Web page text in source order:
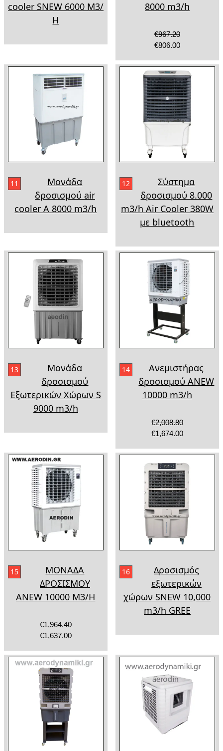
cooler SNEW 6000 Μ3/
Η
8000 m3/h
€967.20
€806.00
11
Μονάδα
δροσισμού air
cooler A 8000 m3/h
12
Σύστημα
δροσισμού 8.000
m3/h Air Cooler 380W
με bluetooth
13
Μονάδα
δροσισμού
Εξωτερικών Χώρων S
9000 m3/h
14
Ανεμιστήρας
δροσισμού ANEW
10000 m3/h
€2,008.80
€1,674.00
15
ΜΟΝΑΔΑ
ΔΡΟΣΙΣΜΟΥ
ANEW 10000 M3/H
€1,964.40
€1,637.00
16
Δροσισμός
εξωτερικών
χώρων SNEW 10,000
m3/h GREE